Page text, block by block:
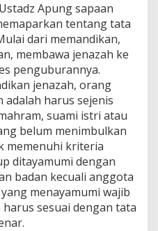
Apung sapaan
tentang tata
dari memandikan,
membawa jenazah ke
penguburannya.
jenazah, orang
adalah harus sejenis
suami istri atau
belum menimbulkan
memenuhi kriteria
ditayamumi dengan
badan kecuali anggota
menayamumi wajib
sesuai dengan tata